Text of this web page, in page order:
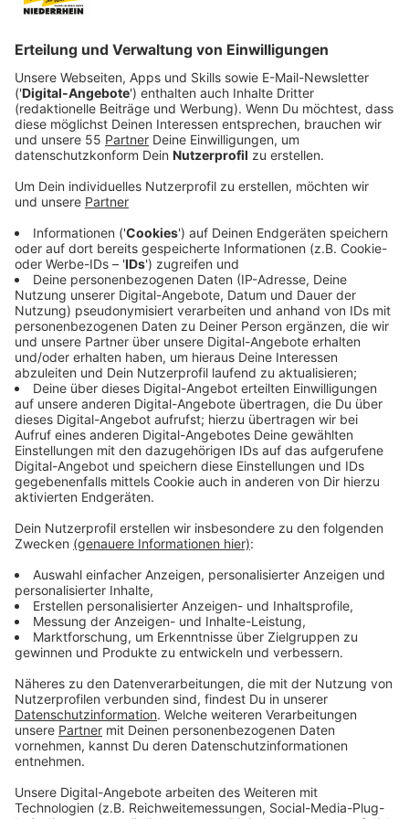
Überweisung drängen sollen. Davor warnt aktuell
Zunächst einmal wird in diesen Nachrichten das
Logo des Beitragsservice von ARD, ZDF und
Deutschlandradio verwendet. Die Betrüger
behaupten darin, feste Zahlungstermine seien
geändert worden. Außerdem wird ein konkreter
„Quartalsbeitrag“ genannt und eine
Beitragsnummer angegeben. Typisch ist aber
auch: Die Anrede bleibt allgemein, also ohne
Namen - „Sehr geehrte Damen und Herren“. Und es
wird ein extrem kurzer Zahlungs-Zeitraum
gesetzt.
Entscheidend ist das angegebene Bankkonto: Es
gehört nicht zum Rundfunkbeitragsservice,
sondern liegt bei einer spanischen Bank mit
deutscher Niederlassung. Zusätzlich locken die
Absender mit einem angeblichen Rabatt, wenn man
gleich für ein halbes oder ganzes Jahr überweist.
Einen solchen Rabatt gibt es beim echten
Rundfunkbeitrag aber gar nicht - das ist ein klares
Warnsignal.
Wichtiger Rat: Nicht überweisen und keine Daten
herausgeben! Am besten die Mail löschen oder als
Phishing markieren. Wer prüfen will, ob bei den
eigenen Beiträgen wirklich etwas offen ist, sollte
nicht über die Mail gehen, sondern direkt die
offizielle Seite aufrufen - "rundfunkbeitrag.de".
Und wenn man schon reagiert oder sogar
überwiesen hat, sollte man sofort die Bank